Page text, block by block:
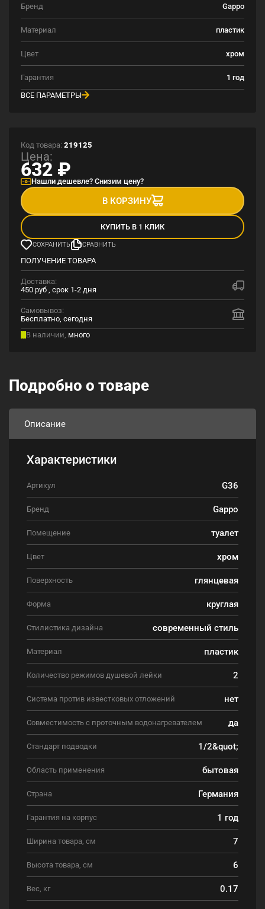
Бренд Gappo
Материал пластик
Цвет хром
Гарантия
1 год
ВСЕ ПАРАМЕТРЫ
Код товара: 219125
Цена:
632 ₽
Нашли дешевле? Снизим цену?
В КОРЗИНУ
КУПИТЬ В 1 КЛИК
СОХРАНИТЬ СРАВНИТЬ
ПОЛУЧЕНИЕ ТОВАРА
Доставка:
450 руб , срок 1-2 дня
Самовывоз:
Бесплатно, сегодня
В наличии, много
Подробно о товаре
Описание
Характеристики
Артикул G36
Бренд Gappo
Помещение туалет
Цвет хром
Поверхность глянцевая
Форма круглая
Стилистика дизайна современный стиль
Материал пластик
Количество режимов душевой лейки 2
Система против известковых отложений нет
Совместимость с проточным водонагревателем да
Стандарт подводки 1/2&quot;
Область применения бытовая
Страна Германия
Гарантия на корпус 1 год
Ширина товара, см 7
Высота товара, см 6
Вес, кг 0.17